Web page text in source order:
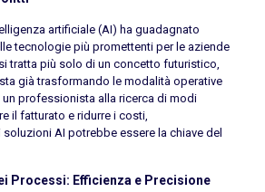
artificiale (AI) ha guadagnato
tecnologie più promettenti per le aziende
tratta più solo di un concetto futuristico,
già trasformando le modalità operative
un professionista alla ricerca di modi
il fatturato e ridurre i costi,
soluzioni AI potrebbe essere la chiave del
Processi: Efficienza e Precisione